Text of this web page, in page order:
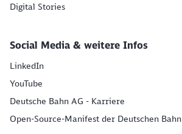
Digital Stories
Social Media & weitere Infos
LinkedIn
YouTube
Deutsche Bahn AG - Karriere
Open-Source-Manifest der Deutschen Bahn